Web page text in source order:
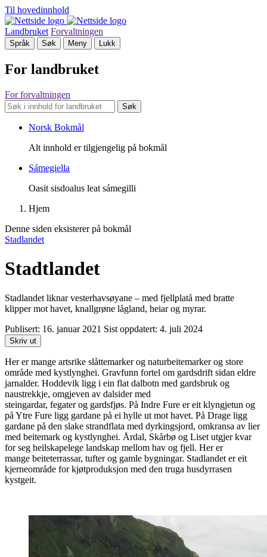
Til hovedinnhold
Landbruket Forvaltningen
Språk Søk Meny Lukk
For landbruket
For forvaltningen
Søk
Norsk Bokmål
Alt innhold er tilgjengelig på bokmål
Sámegiella
Oasit sisdoalus leat sámegilli
Hjem
Denne siden eksisterer på bokmål
Stadlandet
Stadtlandet
Stadlandet liknar vesterhavsøyane – med fjellplatå med bratte
klipper mot havet, knallgrøne lågland, heiar og myrar.
Publisert: 16. januar 2021 Sist oppdatert: 4. juli 2024
Skriv ut
Her er mange artsrike slåttemarker og naturbeitemarker og store
område med kystlynghei. Gravfunn fortel om gardsdrift sidan eldre
jarnalder. Hoddevik ligg i ein flat dalbotn med gardsbruk og
naustrekkje, omgjeven av dalsider med
steingardar, fegater og gardsfjøs. På Indre Fure er eit klyngjetun og
på Ytre Fure ligg gardane på ei hylle ut mot havet. På Drage ligg
gardane på den slake strandflata med dyrkingsjord, omkransa av lier
med beitemark og kystlynghei. Årdal, Skårbø og Liset utgjer kvar
for seg heilskapelege landskap mellom hav og fjell. Her er
mange beiteterrassar, tufter og gamle bygningar. Stadlandet er eit
kjerneområde for kjøtproduksjon med den truga husdyrrasen
kystgeit.